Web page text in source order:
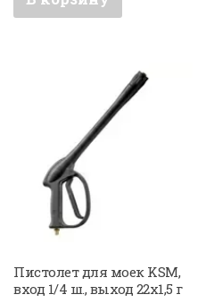
Пистолет для моек KSM,
вход 1/4 ш., выход 22х1,5 г